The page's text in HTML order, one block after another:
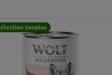
zooplus